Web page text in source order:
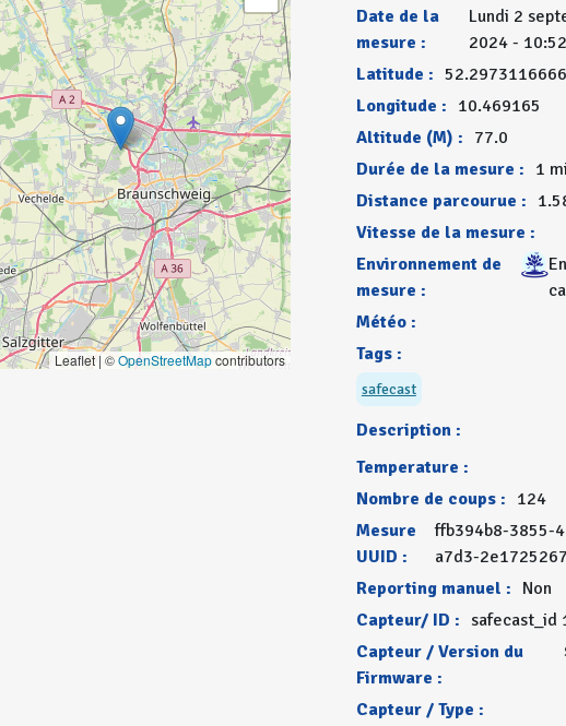
Leaflet | ©OpenStreetMapcontributors
Date de la
mesure :
Lundi 2
2024 - 10:52
Latitude :
Longitude : 10.469165
Altitude (M) : 77.0
Durée de la mesure : 1
Distance parcourue :
Vitesse de la mesure :
Environnement de
mesure :
En
Météo :
Tags :
safecast
Description :
Temperature :
Nombre de coups : 124
Mesure
UUID :
ffb394b8-3855-
a7d3-
Reporting manuel : Non
Capteur/ ID : safecast_id
Capteur / Version du
Firmware :
Capteur / Type :